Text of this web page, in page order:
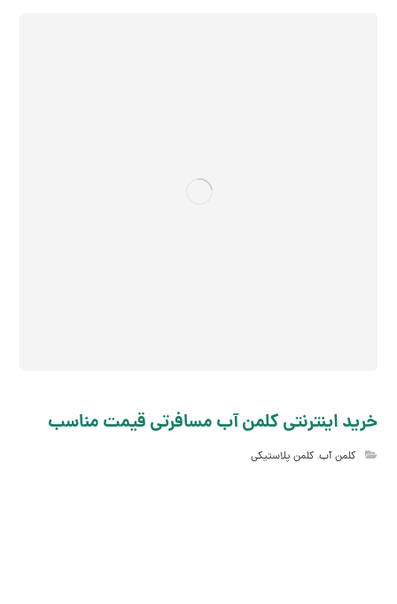
خرید اینترنتی کلمن آب مسافرتی قیمت مناسب
کلمن آب,کلمن پلاستیکی